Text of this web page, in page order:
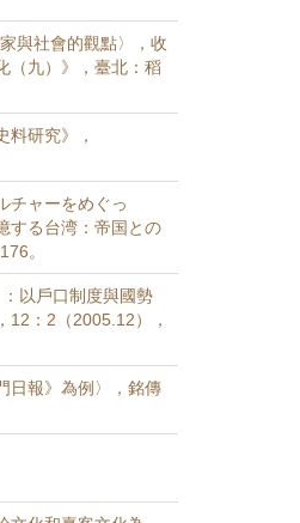
與社會的觀點〉，收
（九）》，臺北：稻
料研究》，
チャーをめぐっ
する台湾：帝国との
。
以戶口制度與國勢
12：2（2005.12），
日報》為例〉，銘傳